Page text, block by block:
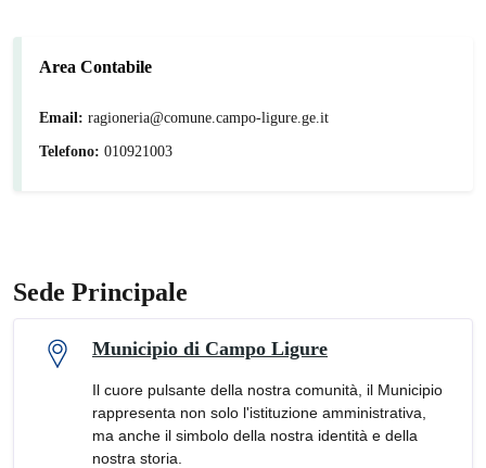
Area Contabile
Email: ragioneria@comune.campo-ligure.ge.it
Telefono: 010921003
Sede Principale
Municipio di Campo Ligure
Il cuore pulsante della nostra comunità, il Municipio
rappresenta non solo l'istituzione amministrativa,
ma anche il simbolo della nostra identità e della
nostra storia.